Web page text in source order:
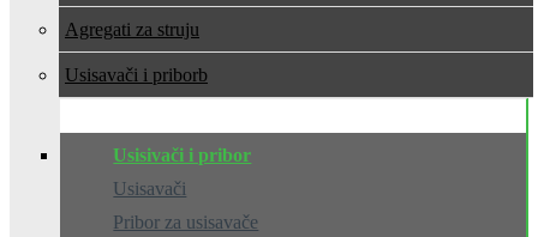
Agregati za struju
Usisavači i pribor
Usisivači i pribor
Usisavači
Pribor za usisavače